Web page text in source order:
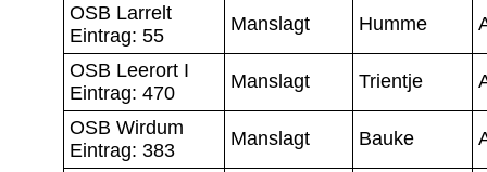
OSB Larrelt
Eintrag: 55
Manslagt Humme
OSB Leerort I
Eintrag: 470
Manslagt Trientje
OSB Wirdum
Eintrag: 383
Manslagt Bauke